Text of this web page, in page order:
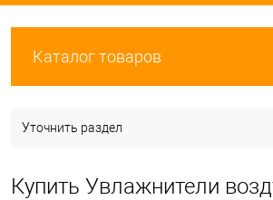
Каталог товаров
Уточнить раздел
Купить Увлажнители